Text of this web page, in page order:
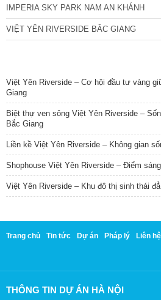
IMPERIA SKY PARK NAM AN KHÁNH
VIỆT YÊN RIVERSIDE BẮC GIANG
Việt Yên Riverside – Cơ hội đầu tư vàng
Giang
Biệt thự ven sông Việt Yên Riverside –
Bắc Giang
Liền kề Việt Yên Riverside – Không gian
Shophouse Việt Yên Riverside – Điểm
Việt Yên Riverside – Khu đô thị sinh thái
Trang chủ Tin tức Dự án Pháp lý Liên hệ
THÔNG TIN DỰ ÁN HÀ NỘI